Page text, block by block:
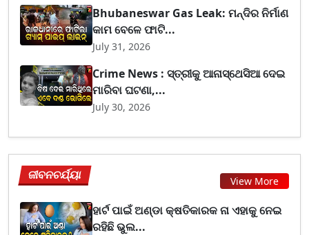
Bhubaneswar Gas Leak: ମନ୍ଦିର ନିର୍ମାଣ
କାମ ବେଳେ ଫାଟି...
July 31, 2026
Crime News : ସ୍ତ୍ରୀକୁ ଆନାସ୍ଥେସିଆ ଦେଇ
ମାରିବା ଘଟଣା,...
July 30, 2026
ଜୀବନଚର୍ଯ୍ୟା View More
ହାର୍ଟ ପାଇଁ ଅଣ୍ଡା କ୍ଷତିକାରକ ନା ଏହାକୁ ନେଇ
ରହିଛି ଭୁଲ...